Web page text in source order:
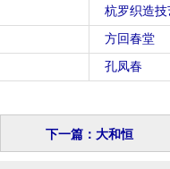
杭罗织造技
方回春堂
孔凤春
下一篇：大和恒